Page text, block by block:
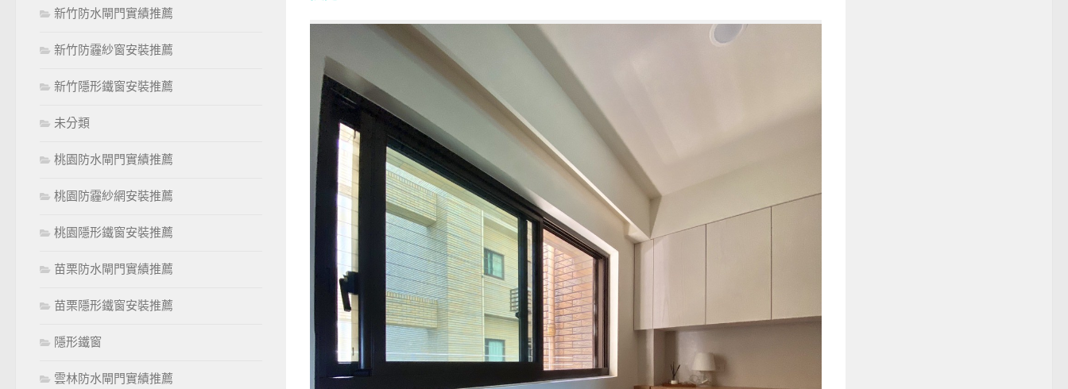
新竹防水閘門實績推薦
新竹防霾紗窗安裝推薦
新竹隱形鐵窗安裝推薦
未分類
桃園防水閘門實績推薦
桃園防霾紗網安裝推薦
桃園隱形鐵窗安裝推薦
苗栗防水閘門實績推薦
苗栗隱形鐵窗安裝推薦
隱形鐵窗
雲林防水閘門實績推薦